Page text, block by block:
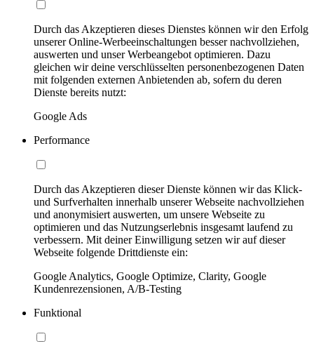
Durch das Akzeptieren dieses Dienstes können wir den Erfolg
unserer Online-Werbeeinschaltungen besser nachvollziehen,
auswerten und unser Werbeangebot optimieren. Dazu
gleichen wir deine verschlüsselten personenbezogenen Daten
mit folgenden externen Anbietenden ab, sofern du deren
Dienste bereits nutzt:
Google Ads
Performance
Durch das Akzeptieren dieser Dienste können wir das Klick-
und Surfverhalten innerhalb unserer Webseite nachvollziehen
und anonymisiert auswerten, um unsere Webseite zu
optimieren und das Nutzungserlebnis insgesamt laufend zu
verbessern. Mit deiner Einwilligung setzen wir auf dieser
Webseite folgende Drittdienste ein:
Google Analytics, Google Optimize, Clarity, Google
Kundenrezensionen, A/B-Testing
Funktional